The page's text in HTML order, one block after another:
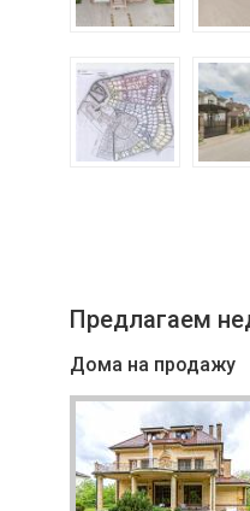
Предлагаем
Дома на продажу